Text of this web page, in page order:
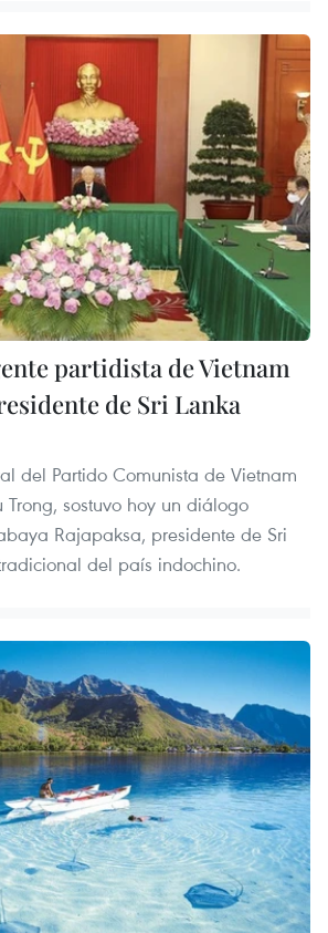
partidista de Vietnam
de Sri Lanka
del Partido Comunista de Vietnam
Trong, sostuvo hoy un diálogo
Rajapaksa, presidente de Sri
del país indochino.